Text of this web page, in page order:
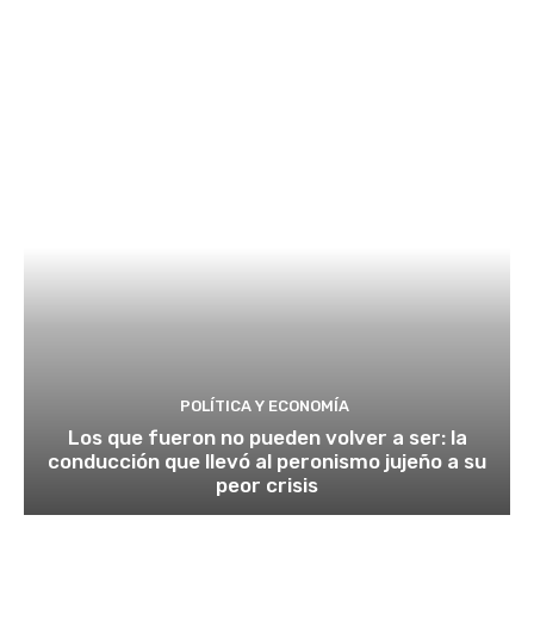
POLÍTICA Y ECONOMÍA
Los que fueron no pueden volver a ser: la
conducción que llevó al peronismo jujeño a su
peor crisis